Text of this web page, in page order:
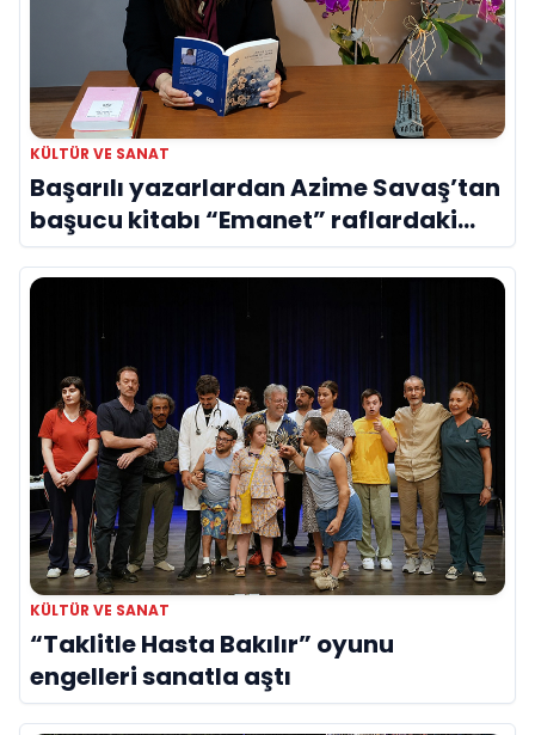
KÜLTÜR VE SANAT
Başarılı yazarlardan Azime Savaş’tan
başucu kitabı “Emanet” raflardaki
yerini aldı
KÜLTÜR VE SANAT
“Taklitle Hasta Bakılır” oyunu
engelleri sanatla aştı